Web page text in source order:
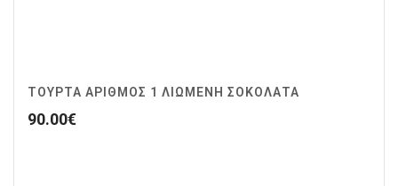
ΤΟΥΡΤΑ ΑΡΙΘΜΟΣ 1 ΛΙΩΜΕΝΗ ΣΟΚΟΛΑΤΑ
90.00€